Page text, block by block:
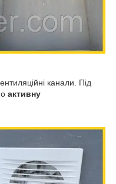
канали. Під
активну